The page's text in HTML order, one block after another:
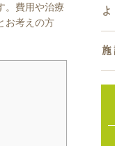
。費用や治療
お考えの方